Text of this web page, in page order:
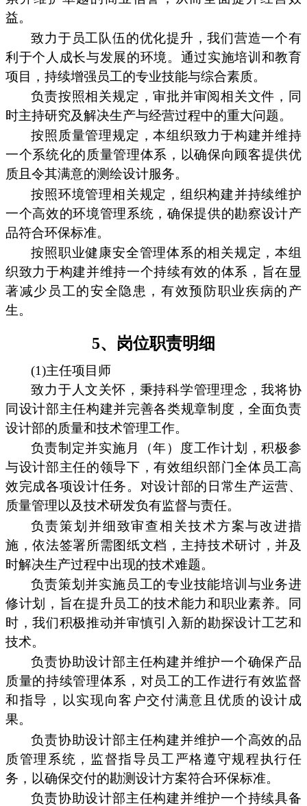
益。
致力于员工队伍的优化提升，我们营造一个有
利于个人成长与发展的环境。通过实施培训和教育
项目，持续增强员工的专业技能与综合素质。
负责按照相关规定，审批并审阅相关文件，同
时主持研究及解决生产与经营过程中的重大问题。
按照质量管理规定，本组织致力于构建并维持
一个系统化的质量管理体系，以确保向顾客提供优
质且令其满意的测绘设计服务。
按照环境管理相关规定，组织构建并持续维护
一个高效的环境管理系统，确保提供的勘察设计产
品符合环保标准。
按照职业健康安全管理体系的相关规定，本组
织致力于构建并维持一个持续有效的体系，旨在显
著减少员工的安全隐患，有效预防职业疾病的产
生。
5、岗位职责明细
(1)主任项目师
致力于人文关怀，秉持科学管理理念，我将协
同设计部主任构建并完善各类规章制度，全面负责
设计部的质量和技术管理工作。
负责制定并实施月（年）度工作计划，积极参
与设计部主任的领导下，有效组织部门全体员工高
效完成各项设计任务。对设计部的日常生产运营、
质量管理以及技术研发负有监督与责任。
负责策划并细致审查相关技术方案与改进措
施，依法签署所需图纸文档，主持技术研讨，并及
时解决生产过程中出现的技术难题。
负责策划并实施员工的专业技能培训与业务进
修计划，旨在提升员工的技术能力和职业素养。同
时，我们积极推动并审慎引入新的勘探设计工艺和
技术。
负责协助设计部主任构建并维护一个确保产品
质量的持续管理体系，对员工的工作进行有效监督
和指导，以实现向客户交付满意且优质的设计成
果。
负责协助设计部主任构建并维护一个高效的品
质管理系统，监督指导员工严格遵守规程执行任
务，以确保交付的勘测设计方案符合环保标准。
负责协助设计部主任构建并维护一个持续具备